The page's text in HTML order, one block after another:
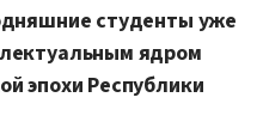
студенты уже
ядром
эпохи Республики